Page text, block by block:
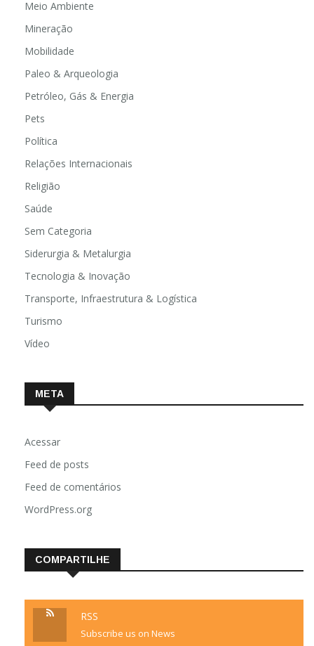
Meio Ambiente
Mineração
Mobilidade
Paleo & Arqueologia
Petróleo, Gás & Energia
Pets
Política
Relações Internacionais
Religião
Saúde
Sem Categoria
Siderurgia & Metalurgia
Tecnologia & Inovação
Transporte, Infraestrutura & Logística
Turismo
Vídeo
META
Acessar
Feed de posts
Feed de comentários
WordPress.org
COMPARTILHE
RSS
Subscribe us on News